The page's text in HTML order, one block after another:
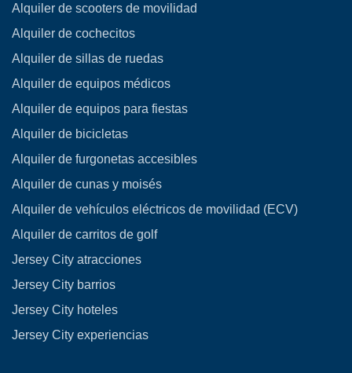
Alquiler de scooters de movilidad
Alquiler de cochecitos
Alquiler de sillas de ruedas
Alquiler de equipos médicos
Alquiler de equipos para fiestas
Alquiler de bicicletas
Alquiler de furgonetas accesibles
Alquiler de cunas y moisés
Alquiler de vehículos eléctricos de movilidad (ECV)
Alquiler de carritos de golf
Jersey City atracciones
Jersey City barrios
Jersey City hoteles
Jersey City experiencias